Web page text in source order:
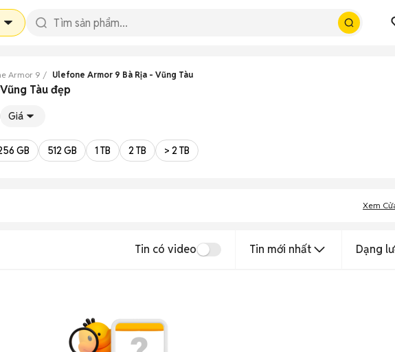
Armor 9 Ulefone Armor 9 Bà Rịa - Vũng Tàu
Tàu đẹp
Giá
GB 512 GB 1 TB 2 TB > 2 TB
Xem
Tin có video Tin mới nhất Dạng